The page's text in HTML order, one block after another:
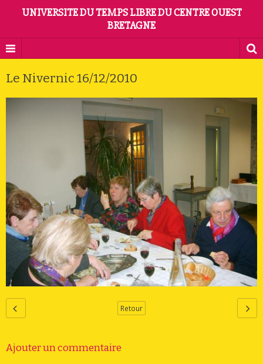
UNIVERSITE DU TEMPS LIBRE DU CENTRE OUEST
BRETAGNE
Le Nivernic 16/12/2010
Retour
Ajouter un commentaire